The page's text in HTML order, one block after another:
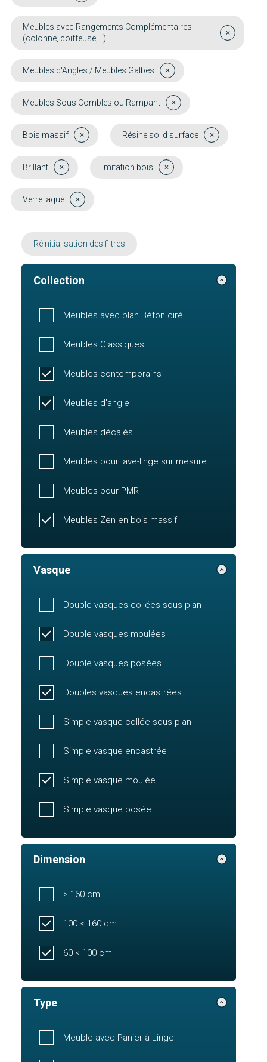
Meubles avec Rangements Complémentaires
(colonne, coiffeuse,...)
Meubles d'Angles / Meubles Galbés
Meubles Sous Combles ou Rampant
Bois massif Résine solid surface
Brillant Imitation bois
Verre laqué
Réinitialisation des filtres
Collection
Meubles avec plan Béton ciré
Meubles Classiques
Meubles contemporains
Meubles d'angle
Meubles décalés
Meubles pour lave-linge sur mesure
Meubles pour PMR
Meubles Zen en bois massif
Vasque
Double vasques collées sous plan
Double vasques moulées
Double vasques posées
Doubles vasques encastrées
Simple vasque collée sous plan
Simple vasque encastrée
Simple vasque moulée
Simple vasque posée
Dimension
> 160 cm
100 < 160 cm
60 < 100 cm
Type
Meuble avec Panier à Linge